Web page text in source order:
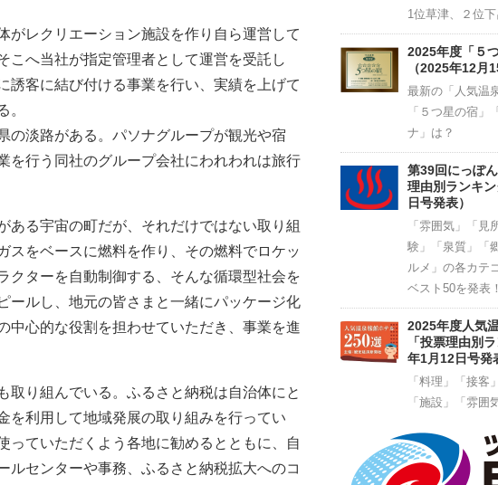
がレクリエーション施設を作り自ら運営して
こへ当社が指定管理者として運営を受託し
誘客に結び付ける事業を行い、実績を上げて
。
の淡路がある。パソナグループが観光や宿
を行う同社のグループ会社にわれわれは旅行
る宇宙の町だが、それだけではない取り組
スをベースに燃料を作り、その燃料でロケッ
クターを自動制御する、そんな循環型社会を
ールし、地元の皆さまと一緒にパッケージ化
中心的な役割を担わせていただき、事業を進
り組んでいる。ふるさと納税は自治体にと
を利用して地域発展の取り組みを行ってい
っていただくよう各地に勧めるとともに、自
ルセンターや事務、ふるさと納税拡大へのコ
1位草津、２位
2025年度「５
（2025年12月
最新の「人気温
「５つ星の宿」
ナ」は？
第39回にっぽ
理由別ランキ
日号発表）
「雰囲気」「見
験」「泉質」「
ルメ」の各カテ
ベスト50を発表！
2025年度人気
「投票理由別
年1月12日号発
「料理」「接客
「施設」「雰囲